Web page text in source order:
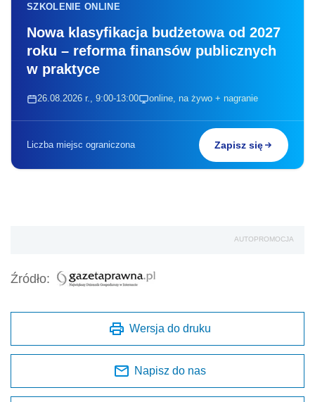
SZKOLENIE ONLINE
Nowa klasyfikacja budżetowa od 2027
roku – reforma finansów publicznych
w praktyce
26.08.2026 r., 9:00-13:00 online, na żywo + nagranie
Liczba miejsc ograniczona Zapisz się
AUTOPROMOCJA
Źródło:
Wersja do druku
Napisz do nas